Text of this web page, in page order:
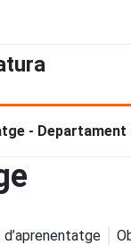
- Departament